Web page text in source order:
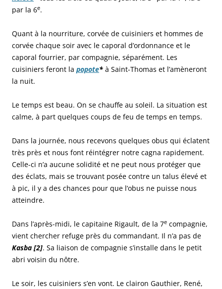
par la 6e.
Quant à la nourriture, corvée de cuisiniers et hommes de
corvée chaque soir avec le caporal d’ordonnance et le
caporal fourrier, par compagnie, séparément. Les
cuisiniers feront la popote* à Saint-Thomas et l’amèneront
la nuit.
Le temps est beau. On se chauffe au soleil. La situation est
calme, à part quelques coups de feu de temps en temps.
Dans la journée, nous recevons quelques obus qui éclatent
très près et nous font réintégrer notre cagna rapidement.
Celle-ci n’a aucune solidité et ne peut nous protéger que
des éclats, mais se trouvant posée contre un talus élevé et
à pic, il y a des chances pour que l’obus ne puisse nous
atteindre.
Dans l’après-midi, le capitaine Rigault, de la 7e compagnie,
vient chercher refuge près du commandant. Il n’a pas de
Kasba [2]. Sa liaison de compagnie s’installe dans le petit
abri voisin du nôtre.
Le soir, les cuisiniers s’en vont. Le clairon Gauthier, René,